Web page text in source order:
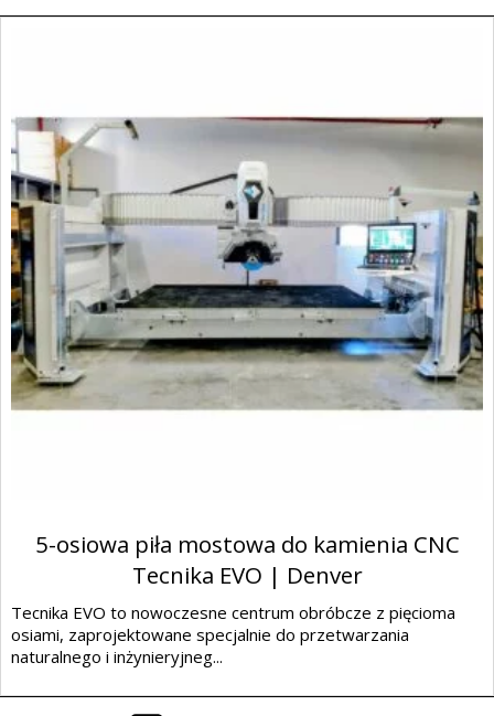
5-osiowa piła mostowa do kamienia CNC
Tecnika EVO | Denver
Tecnika EVO to nowoczesne centrum obróbcze z pięcioma
osiami, zaprojektowane specjalnie do przetwarzania
naturalnego i inżynieryjneg...